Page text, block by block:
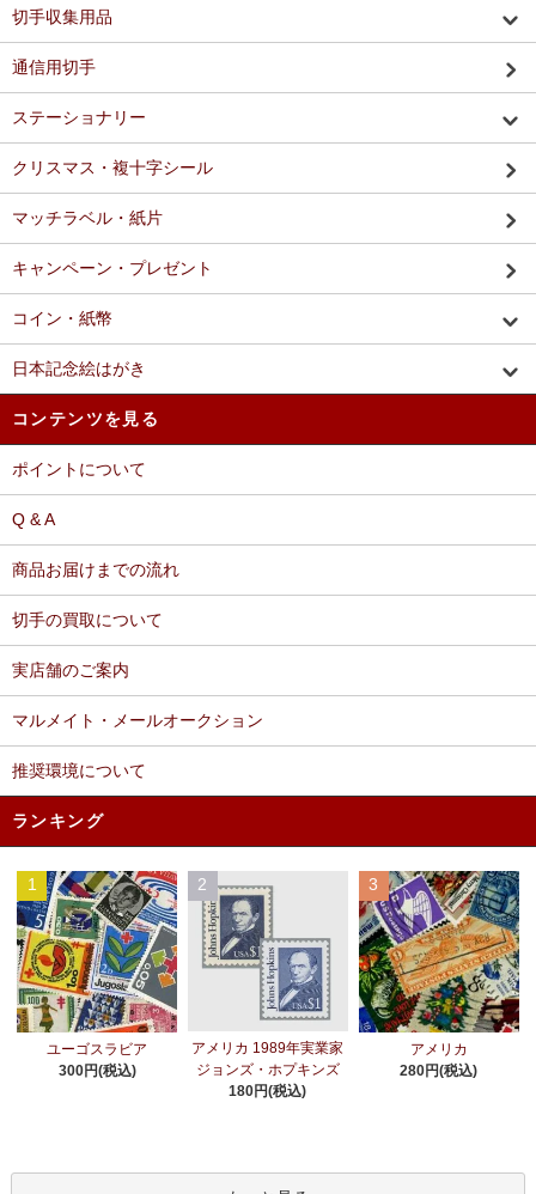
切手収集用品
通信用切手
ステーショナリー
クリスマス・複十字シール
マッチラベル・紙片
キャンペーン・プレゼント
コイン・紙幣
日本記念絵はがき
コンテンツを見る
ポイントについて
Q & A
商品お届けまでの流れ
切手の買取について
実店舗のご案内
マルメイト・メールオークション
推奨環境について
ランキング
1
ユーゴスラビア
300円(税込)
2
アメリカ 1989年実業家
ジョンズ・ホプキンズ
180円(税込)
3
アメリカ
280円(税込)